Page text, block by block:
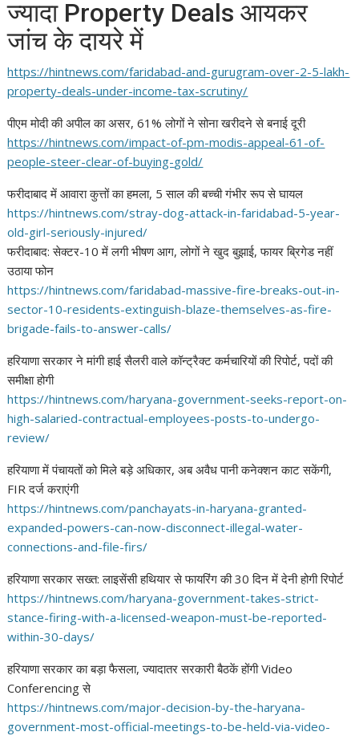
ज्यादा Property Deals आयकर
जांच के दायरे में
https://hintnews.com/faridabad-and-gurugram-over-2-5-lakh-
property-deals-under-income-tax-scrutiny/
पीएम मोदी की अपील का असर, 61% लोगों ने सोना खरीदने से बनाई दूरी
https://hintnews.com/impact-of-pm-modis-appeal-61-of-
people-steer-clear-of-buying-gold/
फरीदाबाद में आवारा कुत्तों का हमला, 5 साल की बच्ची गंभीर रूप से घायल
https://hintnews.com/stray-dog-attack-in-faridabad-5-year-
old-girl-seriously-injured/
फरीदाबाद: सेक्टर-10 में लगी भीषण आग, लोगों ने खुद बुझाई, फायर ब्रिगेड नहीं
उठाया फोन
https://hintnews.com/faridabad-massive-fire-breaks-out-in-
sector-10-residents-extinguish-blaze-themselves-as-fire-
brigade-fails-to-answer-calls/
हरियाणा सरकार ने मांगी हाई सैलरी वाले कॉन्ट्रैक्ट कर्मचारियों की रिपोर्ट, पदों की
समीक्षा होगी
https://hintnews.com/haryana-government-seeks-report-on-
high-salaried-contractual-employees-posts-to-undergo-
review/
हरियाणा में पंचायतों को मिले बड़े अधिकार, अब अवैध पानी कनेक्शन काट सकेंगी,
FIR दर्ज कराएंगी
https://hintnews.com/panchayats-in-haryana-granted-
expanded-powers-can-now-disconnect-illegal-water-
connections-and-file-firs/
हरियाणा सरकार सख्त: लाइसेंसी हथियार से फायरिंग की 30 दिन में देनी होगी रिपोर्ट
https://hintnews.com/haryana-government-takes-strict-
stance-firing-with-a-licensed-weapon-must-be-reported-
within-30-days/
हरियाणा सरकार का बड़ा फैसला, ज्यादातर सरकारी बैठकें होंगी Video
Conferencing से
https://hintnews.com/major-decision-by-the-haryana-
government-most-official-meetings-to-be-held-via-video-